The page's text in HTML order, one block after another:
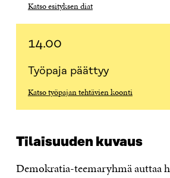
Katso esityksen diat
14.00
Työpaja päättyy
Katso työpajan tehtävien koonti
Tilaisuuden kuvaus
Demokratia-teemaryhmä auttaa